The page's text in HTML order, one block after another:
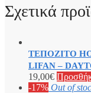
Σχετικά
ΤΕΠΟΖΙΤΟ
LIFAN –
19,00€
-17% Out of